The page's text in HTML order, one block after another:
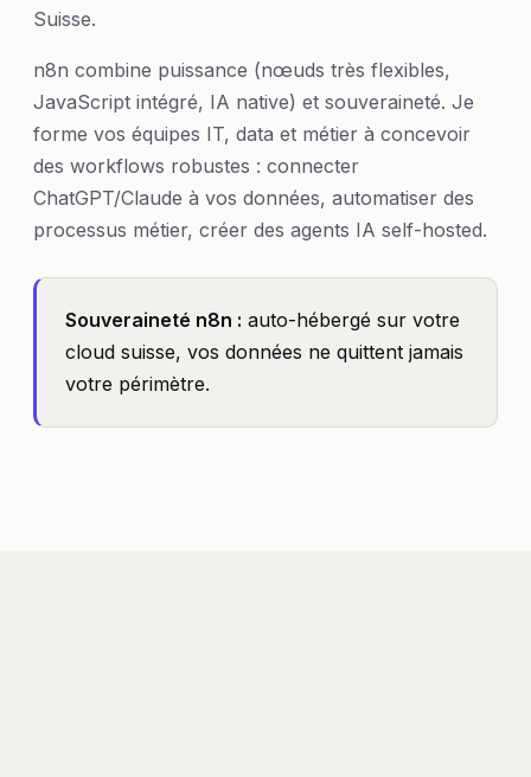
Suisse.
n8n combine puissance (nœuds très flexibles,
JavaScript intégré, IA native) et souveraineté. Je
forme vos équipes IT, data et métier à concevoir
des workflows robustes : connecter
ChatGPT/Claude à vos données, automatiser des
processus métier, créer des agents IA self-hosted.
Souveraineté n8n : auto-hébergé sur votre
cloud suisse, vos données ne quittent jamais
votre périmètre.